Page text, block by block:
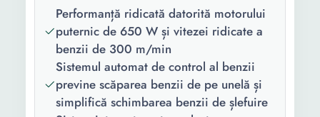
Continut
pachet:
1 x Slefuitor 1 x Sac pentru
praf 1 x Banda slefuire
Culoare:
Multicolor
Putere:
650 W
Performanță ridicată datorită motorului
puternic de 650 W și vitezei ridicate a
benzii de 300 m/min
Sistemul automat de control al benzii
previne scăparea benzii de pe unelă și
simplifică schimbarea benzii de șlefuire